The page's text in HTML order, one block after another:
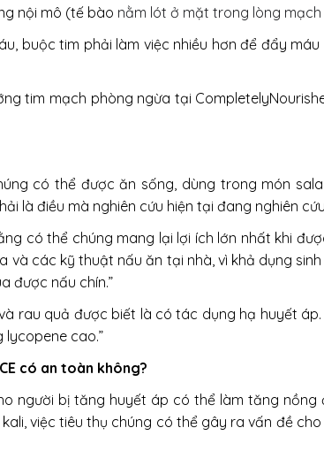
nội mô (tế bào nằm lót ở mặt trong lòng mạch
buộc tim phải làm việc nhiều hơn để đẩy
tim mạch phòng ngừa tại
có thể được ăn sống, dùng trong món
là điều mà nghiên cứu hiện tại đang nghiên
có thể chúng mang lại lợi ích lớn nhất khi
và các kỹ thuật nấu ăn tại nhà, vì khả dụng
được nấu chín.”
rau quả được biết là có tác dụng hạ huyết
cao.”
có an toàn không?
người bị tăng huyết áp có thể làm tăng
việc tiêu thụ chúng có thể gây ra vấn đề